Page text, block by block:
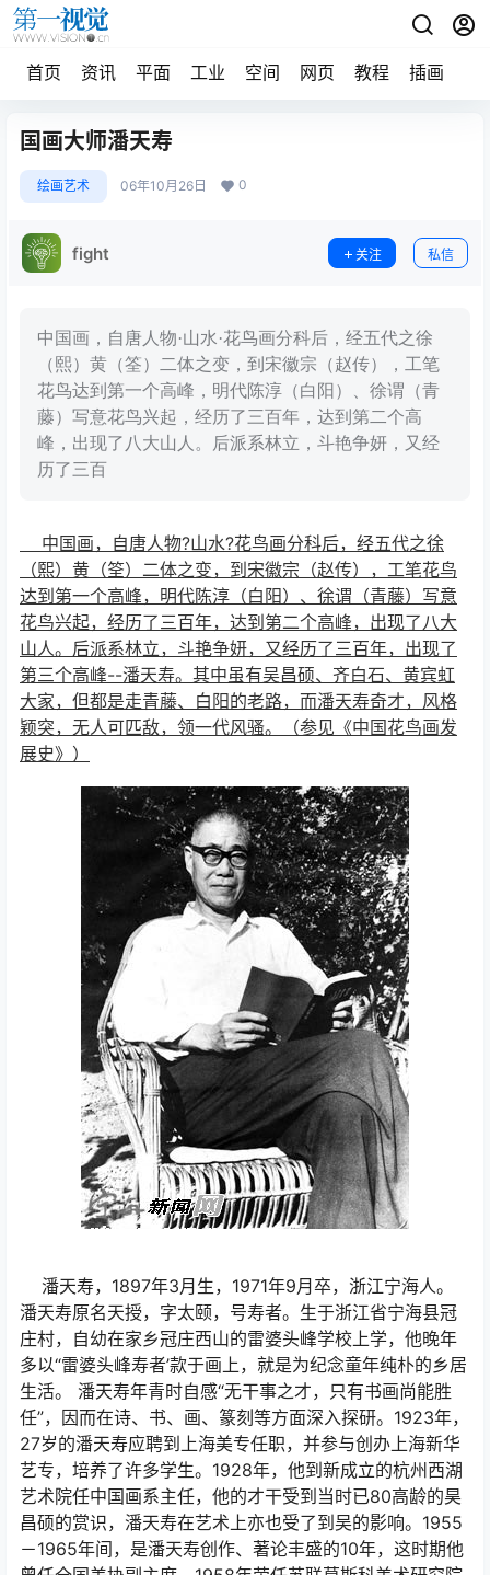
首页 资讯 平面 工业 空间 网页 教程 插画
国画大师潘天寿
绘画艺术 06年10月26日 0
fight 关注 私信
中国画，自唐人物·山水·花鸟画分科后，经五代之徐
（熙）黄（筌）二体之变，到宋徽宗（赵传），工笔
花鸟达到第一个高峰，明代陈淳（白阳）、徐谓（青
藤）写意花鸟兴起，经历了三百年，达到第二个高
峰，出现了八大山人。后派系林立，斗艳争妍，又经
历了三百
中国画，自唐人物?山水?花鸟画分科后，经五代之徐
（熙）黄（筌）二体之变，到宋徽宗（赵传），工笔花鸟
达到第一个高峰，明代陈淳（白阳）、徐谓（青藤）写意
花鸟兴起，经历了三百年，达到第二个高峰，出现了八大
山人。后派系林立，斗艳争妍，又经历了三百年，出现了
第三个高峰--潘天寿。其中虽有吴昌硕、齐白石、黄宾虹
大家，但都是走青藤、白阳的老路，而潘天寿奇才，风格
颖突，无人可匹敌，领一代风骚。（参见《中国花鸟画发
展史》）
潘天寿，1897年3月生，1971年9月卒，浙江宁海人。
潘天寿原名天授，字太颐，号寿者。生于浙江省宁海县冠
庄村，自幼在家乡冠庄西山的雷婆头峰学校上学，他晚年
多以“雷婆头峰寿者’款于画上，就是为纪念童年纯朴的乡居
生活。 潘天寿年青时自感“无干事之才，只有书画尚能胜
任”，因而在诗、书、画、篆刻等方面深入探研。1923年，
27岁的潘天寿应聘到上海美专任职，并参与创办上海新华
艺专，培养了许多学生。1928年，他到新成立的杭州西湖
艺术院任中国画系主任，他的才干受到当时已80高龄的昊
昌硕的赏识，潘天寿在艺术上亦也受了到吴的影响。1955
－1965年间，是潘天寿创作、著论丰盛的10年，这时期他